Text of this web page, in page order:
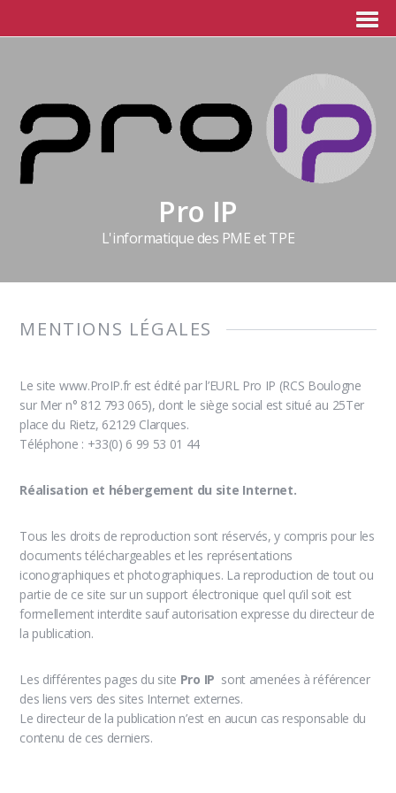
Pro IP
L'informatique des PME et TPE
MENTIONS LÉGALES
Le site www.ProIP.fr est édité par l’EURL Pro IP (RCS Boulogne
sur Mer n° 812 793 065), dont le siège social est situé au 25Ter
place du Rietz, 62129 Clarques.
Téléphone : +33(0) 6 99 53 01 44
Réalisation et hébergement du site Internet.
Tous les droits de reproduction sont réservés, y compris pour les
documents téléchargeables et les représentations
iconographiques et photographiques. La reproduction de tout ou
partie de ce site sur un support électronique quel qu’il soit est
formellement interdite sauf autorisation expresse du directeur de
la publication.
Les différentes pages du site Pro IP sont amenées à référencer
des liens vers des sites Internet externes.
Le directeur de la publication n’est en aucun cas responsable du
contenu de ces derniers.